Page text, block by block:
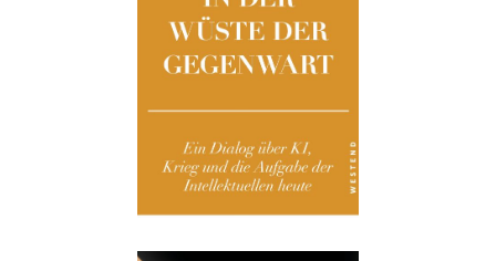
Details
eBook: 21,99 €